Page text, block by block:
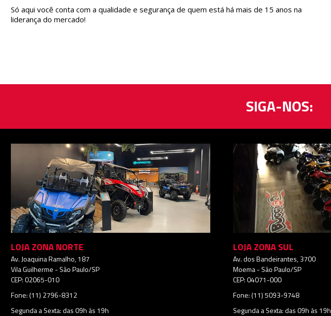
Só aqui você conta com a qualidade e segurança de quem está há mais de 15 anos na
liderança do mercado!
SIGA-NOS:
LOJA ZONA NORTE
Av. Joaquina Ramalho, 187
Vila Guilherme - São Paulo/SP
CEP: 02065-010
Fone: (11) 2796-8312
Segunda a Sexta: das 09h às 19h
LOJA ZONA SUL
Av. dos Bandeirantes, 3700
Moema - São Paulo/SP
CEP: 04071-000
Fone: (11) 5093-9748
Segunda a Sexta: das 09h às 19h